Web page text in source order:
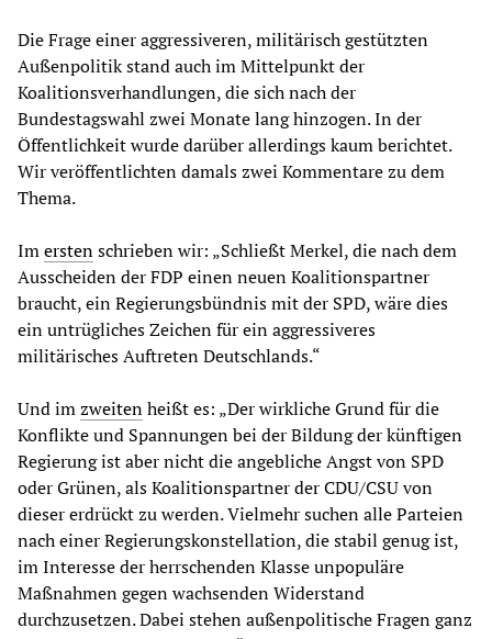
Die Frage einer aggressiveren, militärisch gestützten
Außenpolitik stand auch im Mittelpunkt der
Koalitionsverhandlungen, die sich nach der
Bundestagswahl zwei Monate lang hinzogen. In der
Öffentlichkeit wurde darüber allerdings kaum berichtet.
Wir veröffentlichten damals zwei Kommentare zu dem
Thema.
Imerstenschrieben wir: „Schließt Merkel, die nach dem
Ausscheiden der FDP einen neuen Koalitionspartner
braucht, ein Regierungsbündnis mit der SPD, wäre dies
ein untrügliches Zeichen für ein aggressiveres
militärisches Auftreten Deutschlands.“
Und imzweitenheißt es: „Der wirkliche Grund für die
Konflikte und Spannungen bei der Bildung der künftigen
Regierung ist aber nicht die angebliche Angst von SPD
oder Grünen, als Koalitionspartner der CDU/CSU von
dieser erdrückt zu werden. Vielmehr suchen alle Parteien
nach einer Regierungskonstellation, die stabil genug ist,
im Interesse der herrschenden Klasse unpopuläre
Maßnahmen gegen wachsenden Widerstand
durchzusetzen. Dabei stehen außenpolitische Fragen ganz